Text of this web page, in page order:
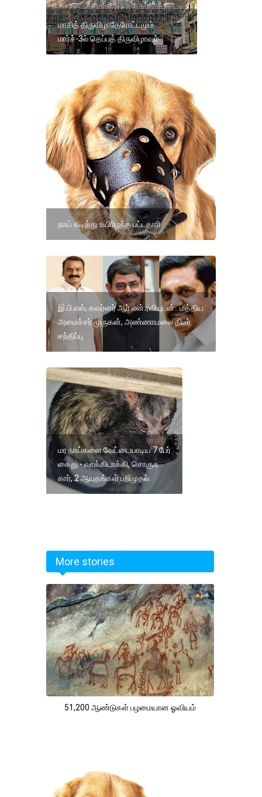
மாசித் திருவிழாதேரோட்டமும்
மார்ச்-3ல் தெப்பத் திருவிழாவும்
நாய் கடித்து உயிரிழந்த பட்டதாரி .
இ.பி.எஸ், கவர்னர் ஆர்.என்.ரவியுடன்.. மத்திய
அமைச்சர் முருகன், அண்ணாமலை திடீர்
சந்திப்பு
மர நாய்களை வேட்டையாடிய 7 பேர்
கைது - வாக்கிடாக்கி, சொகுசு
கார், 2 ஆயுதங்கள் பறிமுதல்.
More stories
51,200 ஆண்டுகள் பழமையான ஓவியம்